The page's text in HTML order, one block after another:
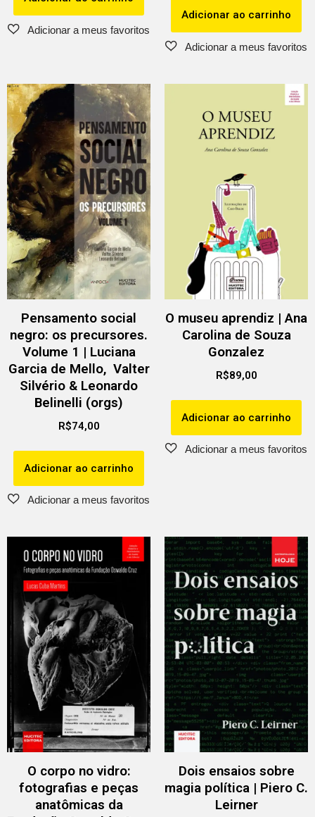
Adicionar ao carrinho
Pensamento social
negro: os precursores.
Volume 1 | Luciana
Garcia de Mello, Valter
Silvério & Leonardo
Belinelli (orgs)
R$74,00
Adicionar ao carrinho
O museu aprendiz | Ana
Carolina de Souza
Gonzalez
R$89,00
Adicionar ao carrinho
O corpo no vidro:
fotografias e peças
anatômicas da
Dois ensaios sobre
magia política | Piero C.
Leirner